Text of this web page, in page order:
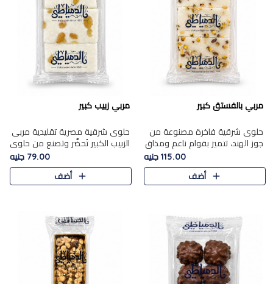
مربي بالفستق كبير
حلوى شرقية فاخرة مصنوعة من
جوز الهند، تتميز بقوام ناعم ومذاق
غني، وتزين بقطع من الفستق
الفاخر التي تضيف عليها قرمشة
115.00 جنيه
أضف
مربي زبيب كبير
حلوى شرقية مصرية تقليدية مربى
الزبيب الكبير تُحضَّر وتصنع من حلوي
جوز الهند باسد بقوام طري ومذاق
غني، وتُزين وتغطا بحبات الزبيب
الذهبي التي ..
79.00 جنيه
أضف